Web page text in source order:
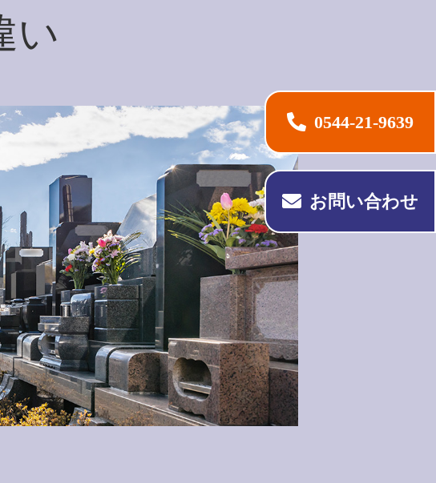
0544-21-9639
お問い合わせ
い